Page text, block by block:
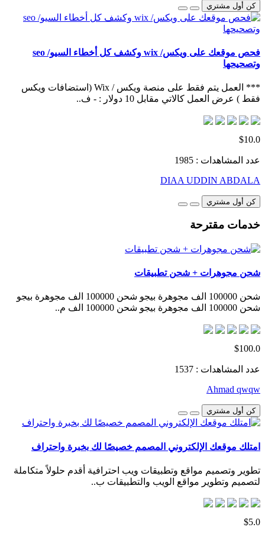
كن أول مشتري
فحص موقعك على ويكس/ wix وكشف كل أخطاء السيو/ seo
وتصحيحها
*** العمل يتم فقط على منصة ويكس / Wix (استضافات ويكس
فقط ) عرض العمل كالاتي مقابل 10 دولار : - ف..
$10.0
عدد المشاهدات : 1985
DIAA UDDIN ABDALA
كن أول مشتري
خدمات مقترحة
شحن مجوهرات + شحن تطبيقات
شحن 100000 الف مجوهرة بيجو شحن 100000 الف مجوهرة بيجو
شحن 100000 الف مجوهرة بيجو شحن 100000 الف م..
$100.0
عدد المشاهدات : 1537
Ahmad qwqw
كن أول مشتري
امتلك موقعك الإلكتروني المصمم خصيصًا لك بخبرة واحتراف
تطوير وتصميم مواقع وتطبيقات ويب احترافية أقدم حلولاً متكاملة
لتصميم وتطوير مواقع الويب والتطبيقات ب..
$5.0